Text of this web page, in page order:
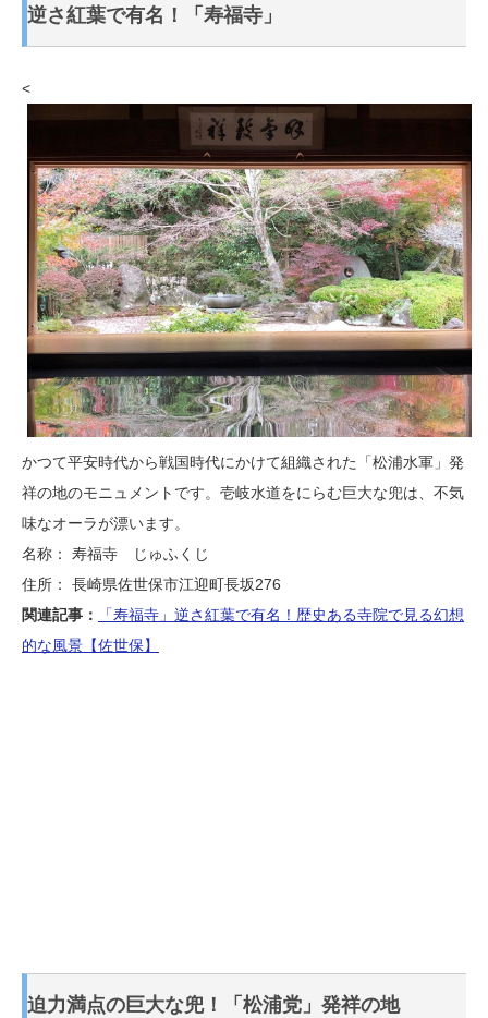
逆さ紅葉で有名！「寿福寺」
<
かつて平安時代から戦国時代にかけて組織された「松浦水軍」発
祥の地のモニュメントです。壱岐水道をにらむ巨大な兜は、不気
味なオーラが漂います。
名称： 寿福寺 じゅふくじ
住所： 長崎県佐世保市江迎町長坂276
関連記事：
「寿福寺」逆さ紅葉で有名！歴史ある寺院で見る幻想
的な風景【佐世保】
迫力満点の巨大な兜！「松浦党」発祥の地